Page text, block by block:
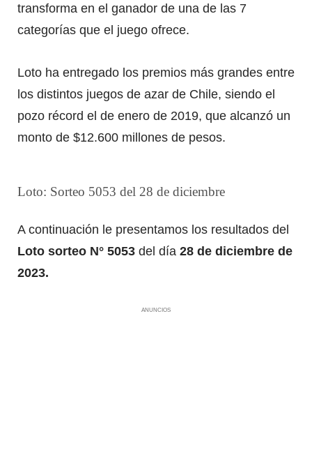
transforma en el ganador de una de las 7
categorías que el juego ofrece.
Loto ha entregado los premios más grandes entre
los distintos juegos de azar de Chile, siendo el
pozo récord el de enero de 2019, que alcanzó un
monto de $12.600 millones de pesos.
Loto: Sorteo 5053 del 28 de diciembre
A continuación le presentamos los resultados del
Loto sorteo N° 5053 del día 28 de diciembre de
2023.
ANUNCIOS